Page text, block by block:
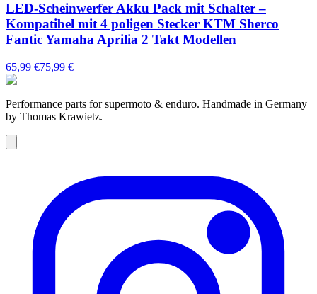
LED-Scheinwerfer Akku Pack mit Schalter –
Kompatibel mit 4 poligen Stecker KTM Sherco
Fantic Yamaha Aprilia 2 Takt Modellen
65,99 €75,99 €
Performance parts for supermoto & enduro. Handmade in Germany
by Thomas Krawietz.